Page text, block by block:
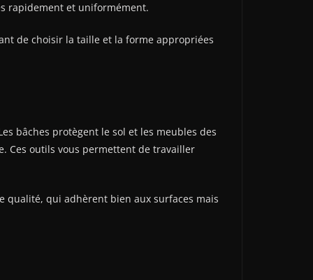
rapidement et uniformément.
de choisir la taille et la forme appropriées
bâches protègent le sol et les meubles des
Ces outils vous permettent de travailler
qualité, qui adhèrent bien aux surfaces mais